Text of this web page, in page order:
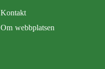
Kontakt
Om webbplatsen